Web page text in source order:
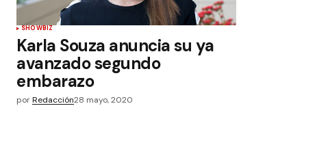
SHOWBIZ
Karla Souza anuncia su ya
avanzado segundo
embarazo
porRedacción28 mayo, 2020